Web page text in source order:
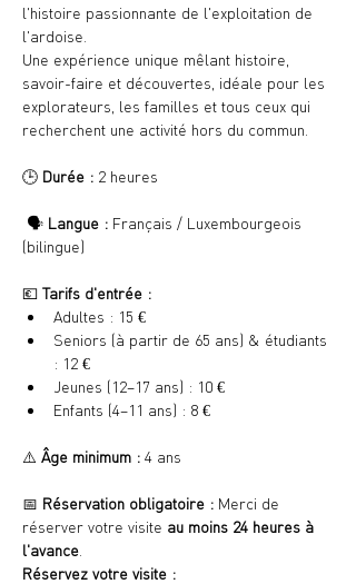
l'histoire passionnante de l'exploitation de
l'ardoise.
Une expérience unique mêlant histoire,
savoir-faire et découvertes, idéale pour les
explorateurs, les familles et tous ceux qui
recherchent une activité hors du commun.
🕒 Durée : 2 heures
🗣️ Langue : Français / Luxembourgeois
(bilingue)
💶 Tarifs d'entrée :
Adultes : 15 €
Seniors (à partir de 65 ans) & étudiants
: 12 €
Jeunes (12–17 ans) : 10 €
Enfants (4–11 ans) : 8 €
⚠️ Âge minimum : 4 ans
📅 Réservation obligatoire : Merci de
réserver votre visite au moins 24 heures à
l'avance
Réservez votre visite :